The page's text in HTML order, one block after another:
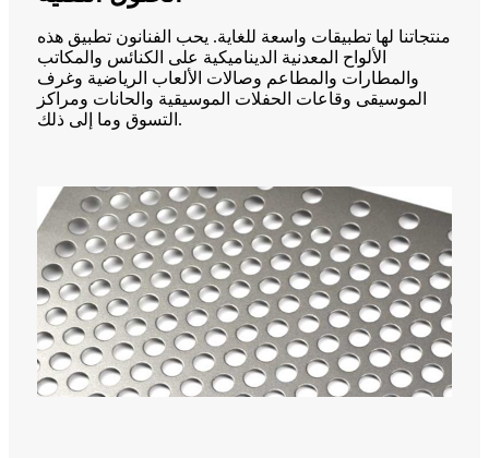
منتجاتنا لها تطبيقات واسعة للغاية. يحب الفنانون تطبيق هذه
الألواح المعدنية الديناميكية على الكنائس والمكاتب
والمطارات والمطاعم وصالات الألعاب الرياضية وغرف
الموسيقى وقاعات الحفلات الموسيقية والحانات ومراكز
التسوق وما إلى ذلك.